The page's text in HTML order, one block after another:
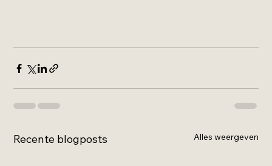
Recente blogposts Alles weergeven